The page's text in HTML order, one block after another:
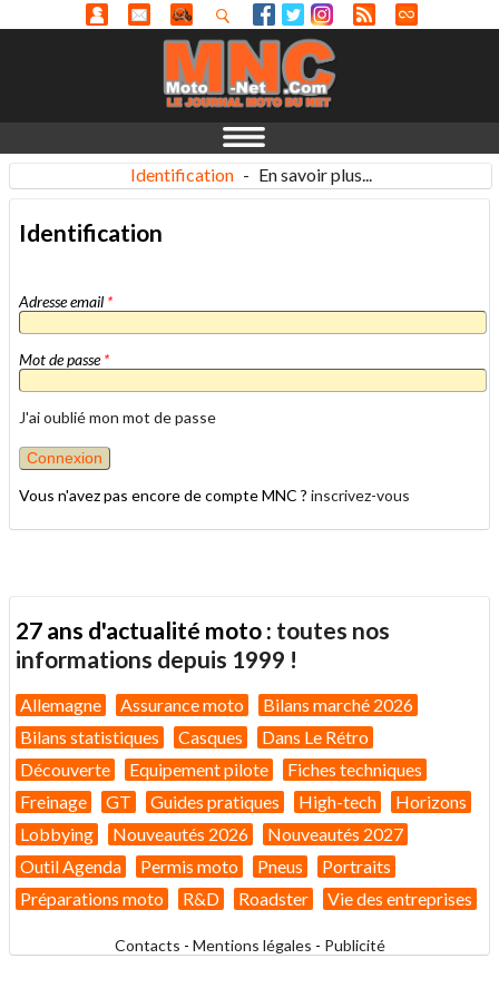
Identification - En savoir plus...
Identification
Adresse email *
Mot de passe*
J'ai oublié mon mot de passe
Vous n'avez pas encore de compte MNC ? inscrivez-vous
27 ans d'actualité moto : toutes nos
informations depuis 1999 !
Allemagne Assurance moto
Bilans marché 2026
Bilans statistiques
Casques
Dans Le Rétro
Découverte
Equipement pilote
Fiches techniques
Freinage
GT Guides pratiques High-tech
Horizons
Lobbying
Nouveautés 2026
Nouveautés 2027
Outil Agenda
Permis moto Pneus
Portraits
Préparations moto
R&D Roadster Vie des entreprises
Contacts - Mentions légales - Publicité